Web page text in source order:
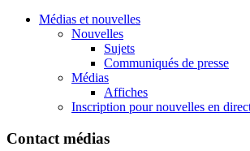
Médias et nouvelles
Nouvelles
Sujets
Communiqués de presse
Médias
Affiches
Inscription pour nouvelles en
Contact médias